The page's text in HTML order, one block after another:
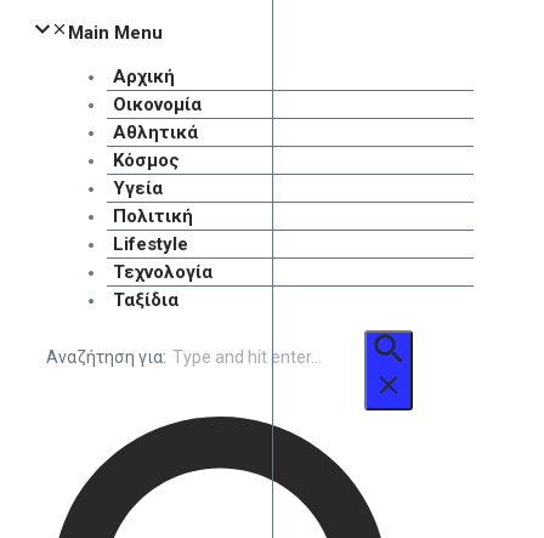
Main Menu
Αρχική
Οικονομία
Αθλητικά
Κόσμος
Υγεία
Πολιτική
Lifestyle
Τεχνολογία
Ταξίδια
Αναζήτηση για: